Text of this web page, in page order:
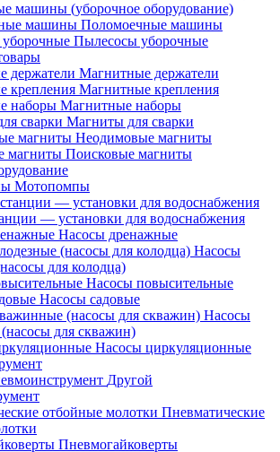
машины (уборочное оборудование)
Поломоечные машины
Пылесосы уборочные
Магнитные держатели
Магнитные крепления
Магнитные наборы
Магниты для сварки
Неодимовые магниты
Поисковые магниты
Мотопомпы
— установки для водоснабжения
Насосы дренажные
Насосы
для колодца)
Насосы повысительные
Насосы садовые
Насосы
для скважин)
Насосы циркуляционные
Другой
Пневматические
Пневмогайковерты